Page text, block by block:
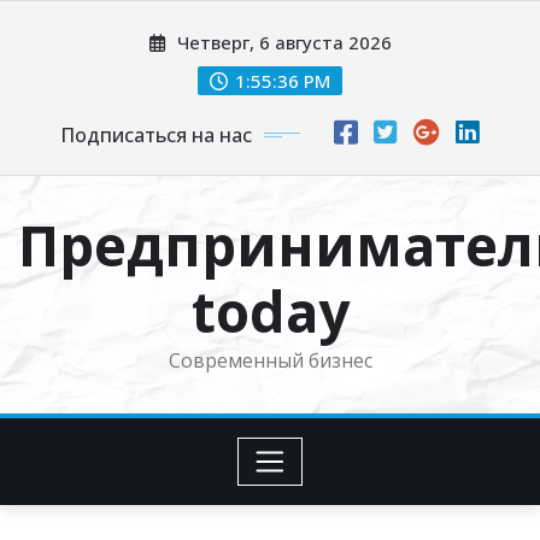
Четверг, 6 августа 2026
1:55:37 PM
Подписаться на нас
today
Современный бизнес